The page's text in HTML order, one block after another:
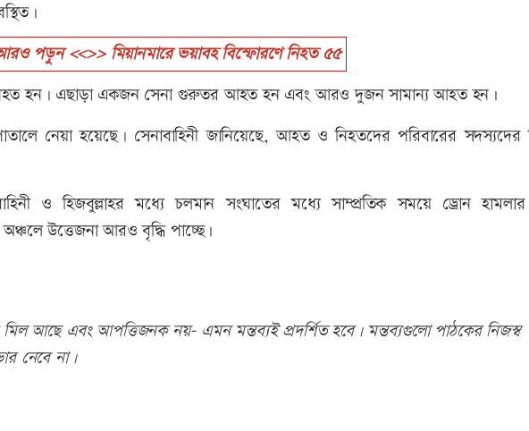
পড়ুন <<>> মিয়ানমারে ভয়াবহ বিস্ফোরণে নিহত ৫৫
নিহত হন। এছাড়া একজন সেনা গুরুতর আহত হন এবং আরও দুজন সামান্য আহত হন।
নেয়া হয়েছে। সেনাবাহিনী জানিয়েছে, আহত ও নিহতদের পরিবারের সদস্যদের
ও হিজবুল্লাহর মধ্যে চলমান সংঘাতের মধ্যে সাম্প্রতিক সময়ে ড্রোন হামলার
উত্তেজনা আরও বৃদ্ধি পাচ্ছে।
আছে এবং আপত্তিজনক নয়- এমন মন্তব্যই প্রদর্শিত হবে। মন্তব্যগুলো পাঠকের নিজস্ব
নেবে না।